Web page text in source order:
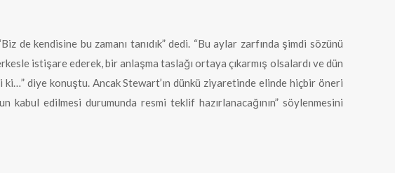
kendisine bu zamanı tanıdık” dedi. “Bu aylar zarfında şimdi sözünü
istişare ederek, bir anlaşma taslağı ortaya çıkarmış olsalardı ve dün
diye konuştu. Ancak Stewart’ın dünkü ziyaretinde elinde hiçbir öneri
edilmesi durumunda resmi teklif hazırlanacağının” söylenmesini